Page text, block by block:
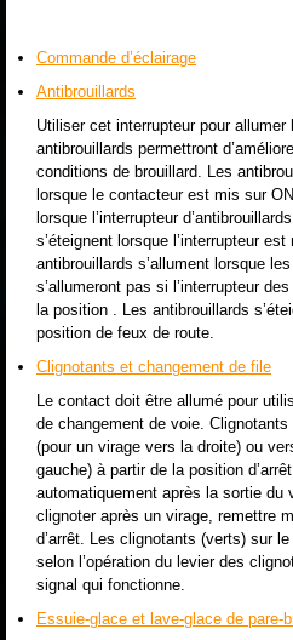
Commande d’éclairage
Antibrouillards
Utiliser cet interrupteur pour allumer
antibrouillards permettront
conditions de brouillard. Les
lorsque le contacteur est mis sur
lorsque l’interrupteur
s’éteignent lorsque l’interrupteur
antibrouillards s’allument lorsque
s’allumeront pas si l’interrupteur
la position . Les antibrouillards
position de feux de route.
Clignotants et changement de file
Le contact doit être allumé pour
de changement de voie.
(pour un virage vers la droite) ou
gauche) à partir de la position
automatiquement après la sortie du
clignoter après un virage, remettre
d’arrêt. Les clignotants (verts) sur
selon l’opération du levier des
signal qui fonctionne.
Essuie-glace et lave-glace de pare-